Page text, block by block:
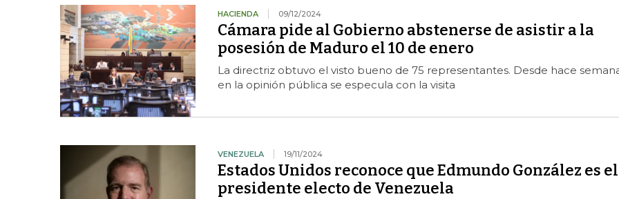
HACIENDA 09/12/2024
Cámara pide al Gobierno abstenerse de asistir a la
posesión de Maduro el 10 de enero
La directriz obtuvo el visto bueno de 75 representantes. Desde hace
en la opinión pública se especula con la visita
VENEZUELA 19/11/2024
Estados Unidos reconoce que Edmundo González es el
presidente electo de Venezuela